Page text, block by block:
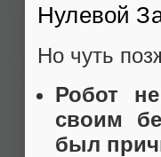
Нулевой
Но чуть
Робот
своим
был